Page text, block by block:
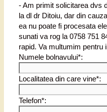
- Am primit solicitarea dvs
la dl dr Ditoiu, dar din
ea nu poate fi procesata
sunati va rog la 0758 751
rapid. Va multumim pentru
Numele bolnavului*:
Localitatea din care vine*:
Telefon*: